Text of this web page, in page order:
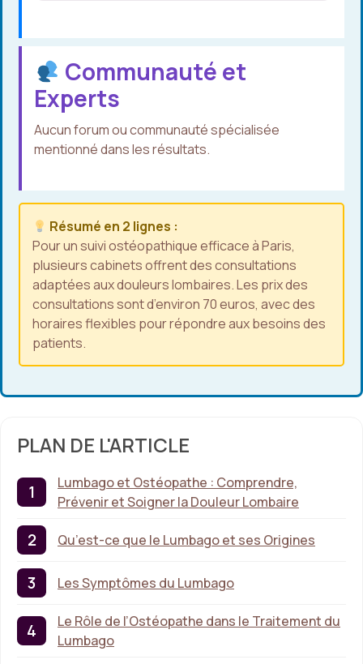
Communauté et
Experts
Aucun forum ou communauté spécialisée
mentionné dans les résultats.
Résumé en 2 lignes :
Pour un suivi ostéopathique efficace à Paris,
plusieurs cabinets offrent des consultations
adaptées aux douleurs lombaires. Les prix des
consultations sont d’environ 70 euros, avec des
horaires flexibles pour répondre aux besoins des
patients.
PLAN DE L'ARTICLE
Lumbago et Ostéopathe : Comprendre,
Prévenir et Soigner la Douleur Lombaire
Qu’est-ce que le Lumbago et ses Origines
Les Symptômes du Lumbago
Le Rôle de l’Ostéopathe dans le Traitement du
Lumbago